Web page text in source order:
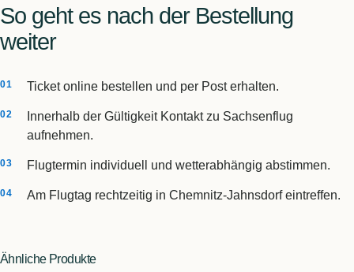
So geht es nach der Bestellung
weiter
Ticket online bestellen und per Post erhalten.
Innerhalb der Gültigkeit Kontakt zu Sachsenflug
aufnehmen.
Flugtermin individuell und wetterabhängig abstimmen.
Am Flugtag rechtzeitig in Chemnitz-Jahnsdorf eintreffen.
Ähnliche Produkte